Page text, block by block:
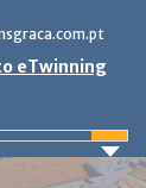
eTwinning